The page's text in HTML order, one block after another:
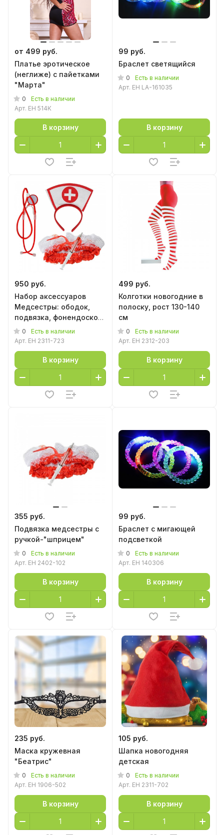
от 499 руб.
Платье эротическое
(неглиже) с пайетками
"Марта"
0
Есть в наличии
Арт. EH 514К
В корзину
99 руб.
Браслет светящийся
0
Есть в наличии
Арт. EH LA-161035
В корзину
950 руб.
Набор аксессуаров
Медсестры: ободок,
подвязка, фонендоскоп,
ручка-шприц
0
Есть в наличии
Арт. EH 2311-723
В корзину
499 руб.
Колготки новогодние в
полоску, рост 130-140
см
0
Есть в наличии
Арт. EH 2312-203
В корзину
355 руб.
Подвязка медсестры с
ручкой-"шприцем"
0
Есть в наличии
Арт. EH 2402-102
В корзину
99 руб.
Браслет с мигающей
подсветкой
0
Есть в наличии
Арт. EH 140306
В корзину
235 руб.
Маска кружевная
"Беатрис"
0
Есть в наличии
Арт. EH 1906-502
В корзину
105 руб.
Шапка новогодняя
детская
0
Есть в наличии
Арт. EH 2311-702
В корзину